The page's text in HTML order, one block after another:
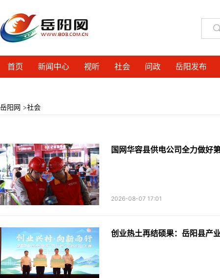
首页 新闻中心 视听 社会 问政 岳阳发布
岳阳网 >社会
国网华容县供电公司全力做好
2026-08-07 17:01
创业热土再结硕果：岳阳县产